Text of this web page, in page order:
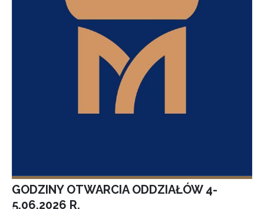
GODZINY OTWARCIA ODDZIAŁÓW 4-
5.06.2026 R.